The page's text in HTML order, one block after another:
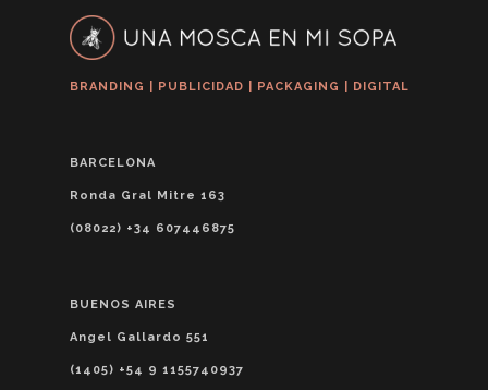
BRANDING | PUBLICIDAD | PACKAGING | DIGITAL
BARCELONA
Ronda Gral Mitre 163
(08022) +34 607446875
BUENOS AIRES
Angel Gallardo 551
(1405) +54 9 1155740937